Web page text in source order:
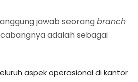
jawab seorangbranch
adalah sebagai
aspek operasional di kantor